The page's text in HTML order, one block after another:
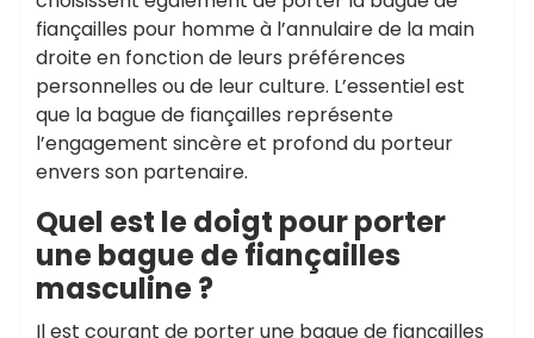
fiançailles pour homme à l’annulaire de la main
droite en fonction de leurs préférences
personnelles ou de leur culture. L’essentiel est
que la bague de fiançailles représente
l’engagement sincère et profond du porteur
envers son partenaire.
Quel est le doigt pour porter
une bague de fiançailles
masculine ?
Il est courant de porter une bague de fiançailles